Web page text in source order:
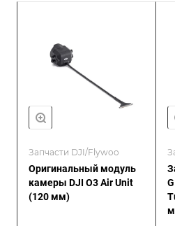
Запчасти DJI/Flywoo
Оригинальный модуль
камеры DJI O3 Air Unit
(120 мм)